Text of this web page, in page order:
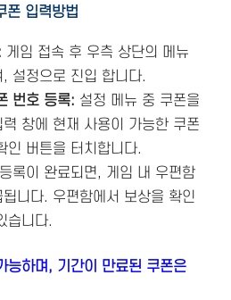
폰 입력방법
게임 접속 후 우측 상단의 메뉴
설정으로 진입 합니다.
번호 등록: 설정 메뉴 중 쿠폰을
력 창에 현재 사용이 가능한 쿠폰
인 버튼을 터치합니다.
록이 완료되면, 게임 내 우편함
니다. 우편함에서 보상을 확인
습니다.
능하며, 기간이 만료된 쿠폰은